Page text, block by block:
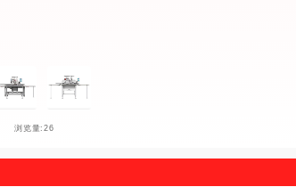
浏览量:26